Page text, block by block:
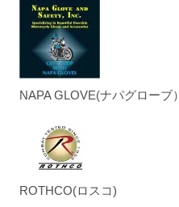
NAPA GLOVE(ナパグローブ）
ROTHCO(ロスコ)